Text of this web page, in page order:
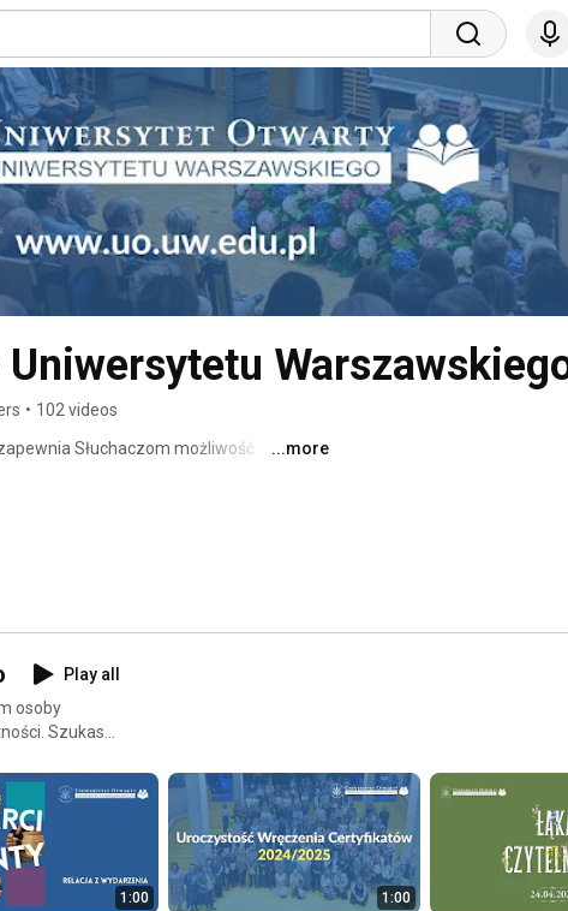
• 102 videos
Słuchaczom możliwość
...more
Play all
osoby
Szukasz
nowego
oferować
na wiek
współpracę
Nasza
1:00 1:00